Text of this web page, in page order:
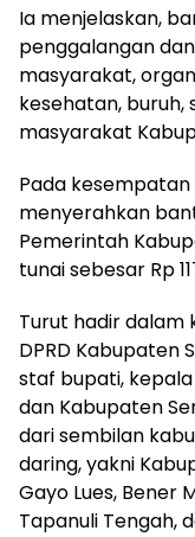
Ia menjelaskan,
penggalangan
masyarakat,
kesehatan,
masyarakat
Pada
menyerahkan
Pemerintah
tunai sebesar Rp
Turut hadir dalam
DPRD Kabupaten
staf bupati, kepala
dan Kabupaten
dari sembilan
daring, yakni
Gayo Lues, Bener
Tapanuli Tengah,